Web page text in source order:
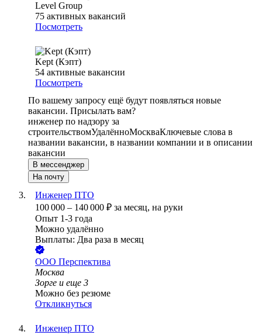
Level Group
75 активных вакансий
Посмотреть
Kept (Кэпт)
54 активные вакансии
Посмотреть
По вашему запросу ещё будут появляться новые
вакансии. Присылать вам?
инженер по надзору за
строительствомУдалённоМоскваКлючевые слова в
названии вакансии, в названии компании и в описании
вакансии
В мессенджер
На почту
Инженер ПТО
100 000 – 140 000 ₽ за месяц, на руки
Опыт 1-3 года
Можно удалённо
Выплаты: Два раза в месяц
ООО Перспектива
Москва
Зорге и еще 3
Можно без резюме
Откликнуться
Инженер ПТО